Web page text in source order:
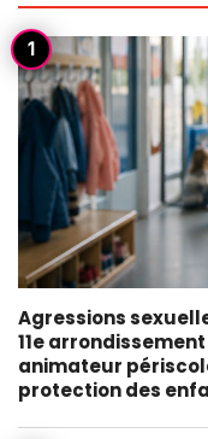
Agressions
11e
animateur
protection des